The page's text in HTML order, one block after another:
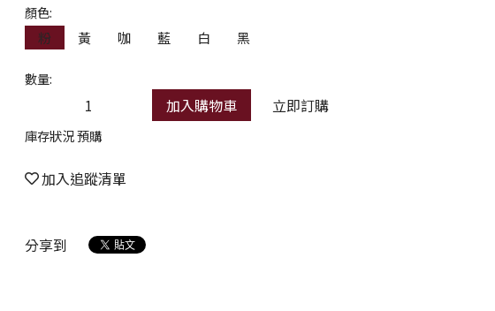
顏色:
粉
黃 咖 藍 白 黑
數量:
加入購物車 立即訂購
庫存狀況 預購
加入追蹤清單
分享到